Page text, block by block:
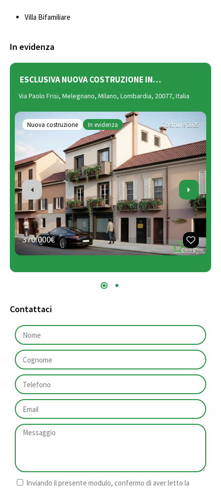
Villa Bifamiliare
In evidenza
ESCLUSIVA NUOVA COSTRUZIONE IN…
Via Paolo Frisi, Melegnano, Milano, Lombardia, 20077, Italia
Nuova costruzione In evidenza Costruire 2025
370.000€
Contattaci
Inviando il presente modulo, confermo di aver letto la